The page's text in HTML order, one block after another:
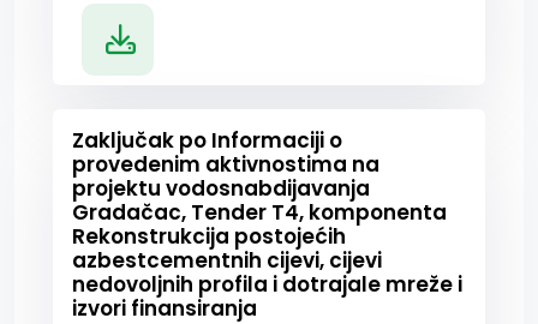
Zaključak po Informaciji o
provedenim aktivnostima na
projektu vodosnabdijavanja
Gradačac, Tender T4, komponenta
Rekonstrukcija postojećih
azbestcementnih cijevi, cijevi
nedovoljnih profila i dotrajale mreže i
izvori finansiranja